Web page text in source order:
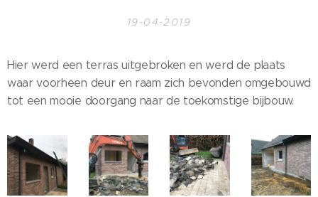
19-04-2019
Hier werd een terras uitgebroken en werd de plaats
waar voorheen deur en raam zich bevonden omgebouwd
tot een mooie doorgang naar de toekomstige bijbouw.